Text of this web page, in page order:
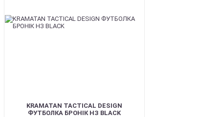
KRAMATAN TACTICAL DESIGN
ФУТБОЛКА БРОНІК НЗ BLACK